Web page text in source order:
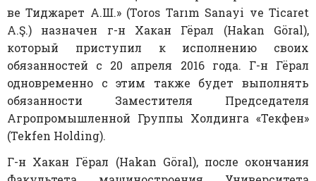
ве Тиджарет А.Ш.» (Toros Tarım Sanayi ve Ticaret
A.Ş.) назначен г-н Хакан Гёрал (Hakan Göral),
который приступил к исполнению своих
обязанностей с 20 апреля 2016 года. Г-н Гёрал
одновременно с этим также будет выполнять
обязанности Заместителя Председателя
Агропромышленной Группы Холдинга «Текфен»
(Tekfen Holding).
Г-н Хакан Гёрал (Hakan Göral), после окончания